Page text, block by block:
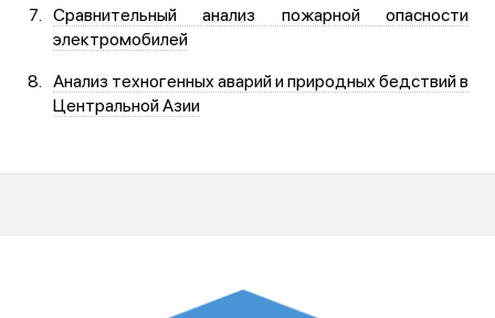
Сравнительный анализ пожарной опасности
электромобилей
Анализ техногенных аварий и природных бедствий в
Центральной Азии